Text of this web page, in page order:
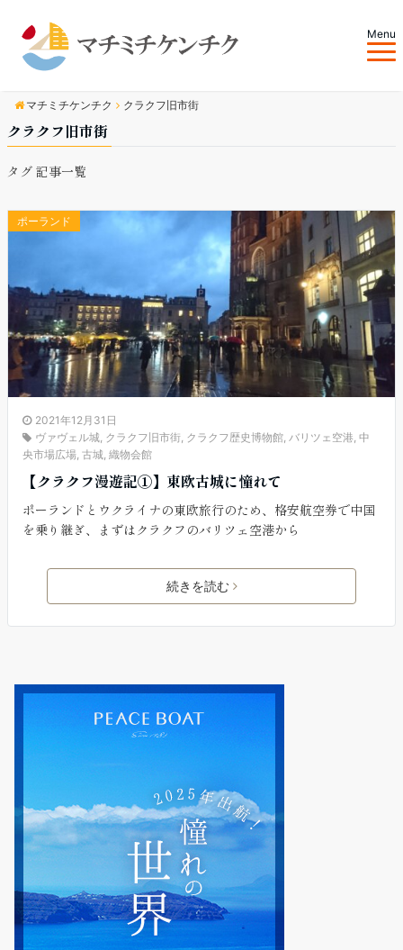
Menu
マチミチケンチク クラクフ旧市街
クラクフ旧市街
タグ 記事一覧
ポーランド
2021年12月31日
ヴァヴェル城, クラクフ旧市街, クラクフ歴史博物館, バリツェ空港, 中
央市場広場, 古城, 織物会館
【クラクフ漫遊記①】東欧古城に憧れて
ポーランドとウクライナの東欧旅行のため、格安航空券で中国
を乗り継ぎ、まずはクラクフのバリツェ空港から
続きを読む